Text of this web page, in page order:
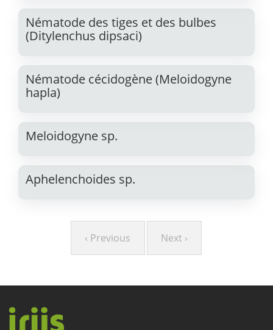
Nématode des tiges et des bulbes
(Ditylenchus dipsaci)
Nématode cécidogène (Meloidogyne
hapla)
Meloidogyne sp.
Aphelenchoides sp.
Page
précédente
‹ Previous
Page
suivante
Next ›